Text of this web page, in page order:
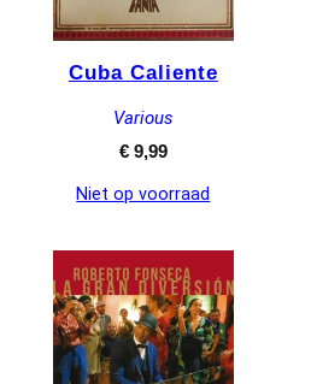
Cuba Caliente
Various
€9,99
Niet op voorraad